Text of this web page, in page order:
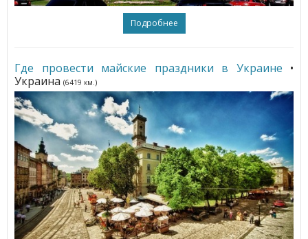
Подробнее
Где провести майские праздники в Украине •
Украина (6419 км.)